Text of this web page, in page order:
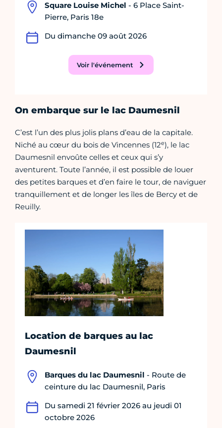
Square Louise Michel - 6 Place Saint-
Pierre, Paris 18e
Du dimanche 09 août 2026
Voir l'événement
On embarque sur le lac Daumesnil
C’est l’un des plus jolis plans d’eau de la capitale.
Niché au cœur du bois de Vincennes (12e), le lac
Daumesnil envoûte celles et ceux qui s’y
aventurent. Toute l’année, il est possible de louer
des petites barques et d’en faire le tour, de naviguer
tranquillement et de longer les îles de Bercy et de
Reuilly.
Location de barques au lac
Daumesnil
Barques du lac Daumesnil - Route de
ceinture du lac Daumesnil, Paris
Du samedi 21 février 2026 au jeudi 01
octobre 2026